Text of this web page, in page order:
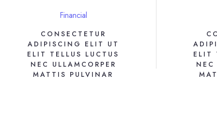
Financial
CONSECTETUR
ADIPISCING ELIT UT
ELIT TELLUS LUCTUS
NEC ULLAMCORPER
MATTIS PULVINAR
ELIT
NEC